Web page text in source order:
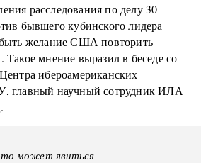
расследования по делу 30-
бывшего кубинского лидера
желание США повторить
мнение выразил в беседе со
ибероамериканских
главный научный сотрудник ИЛА
может явиться